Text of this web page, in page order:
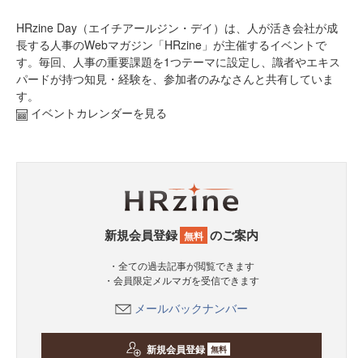
HRzine Day（エイチアールジン・デイ）は、人が活き会社が成
長する人事のWebマガジン「HRzine」が主催するイベントで
す。毎回、人事の重要課題を1つテーマに設定し、識者やエキス
パードが持つ知見・経験を、参加者のみなさんと共有していま
す。
イベントカレンダーを見る
新規会員登録 無料 のご案内
・全ての過去記事が閲覧できます
・会員限定メルマガを受信できます
メールバックナンバー
新規会員登録 無料